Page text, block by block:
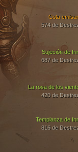
Cota
574 de
Sujeción de
687 de
Templanza de
816 de
La rosa de los
420 de